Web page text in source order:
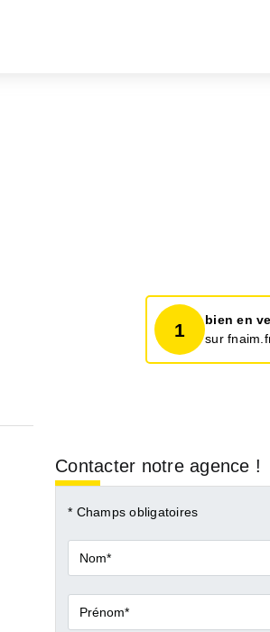
1
bien en
sur
Contacter notre agence !
* Champs obligatoires
Nom*
Prénom*